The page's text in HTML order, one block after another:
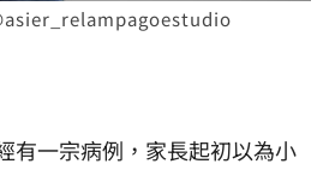
有一宗病例，家長起初以為小